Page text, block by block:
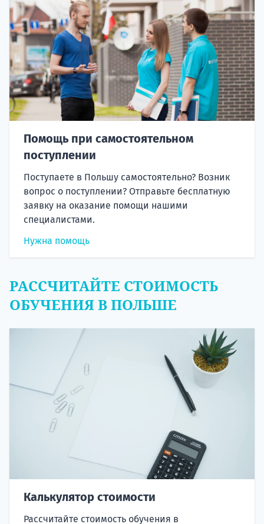
Помощь при самостоятельном
поступлении
Поступаете в Польшу самостоятельно? Возник
вопрос о поступлении? Отправьте бесплатную
заявку на оказание помощи нашими
специалистами.
Нужна помощь
РАССЧИТАЙТЕ СТОИМОСТЬ
ОБУЧЕНИЯ В ПОЛЬШЕ
Калькулятор стоимости
Рассчитайте стоимость обучения в